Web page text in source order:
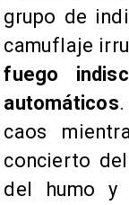
grupo de
camuflaje
fuego
automáticos
caos
concierto
del humo y